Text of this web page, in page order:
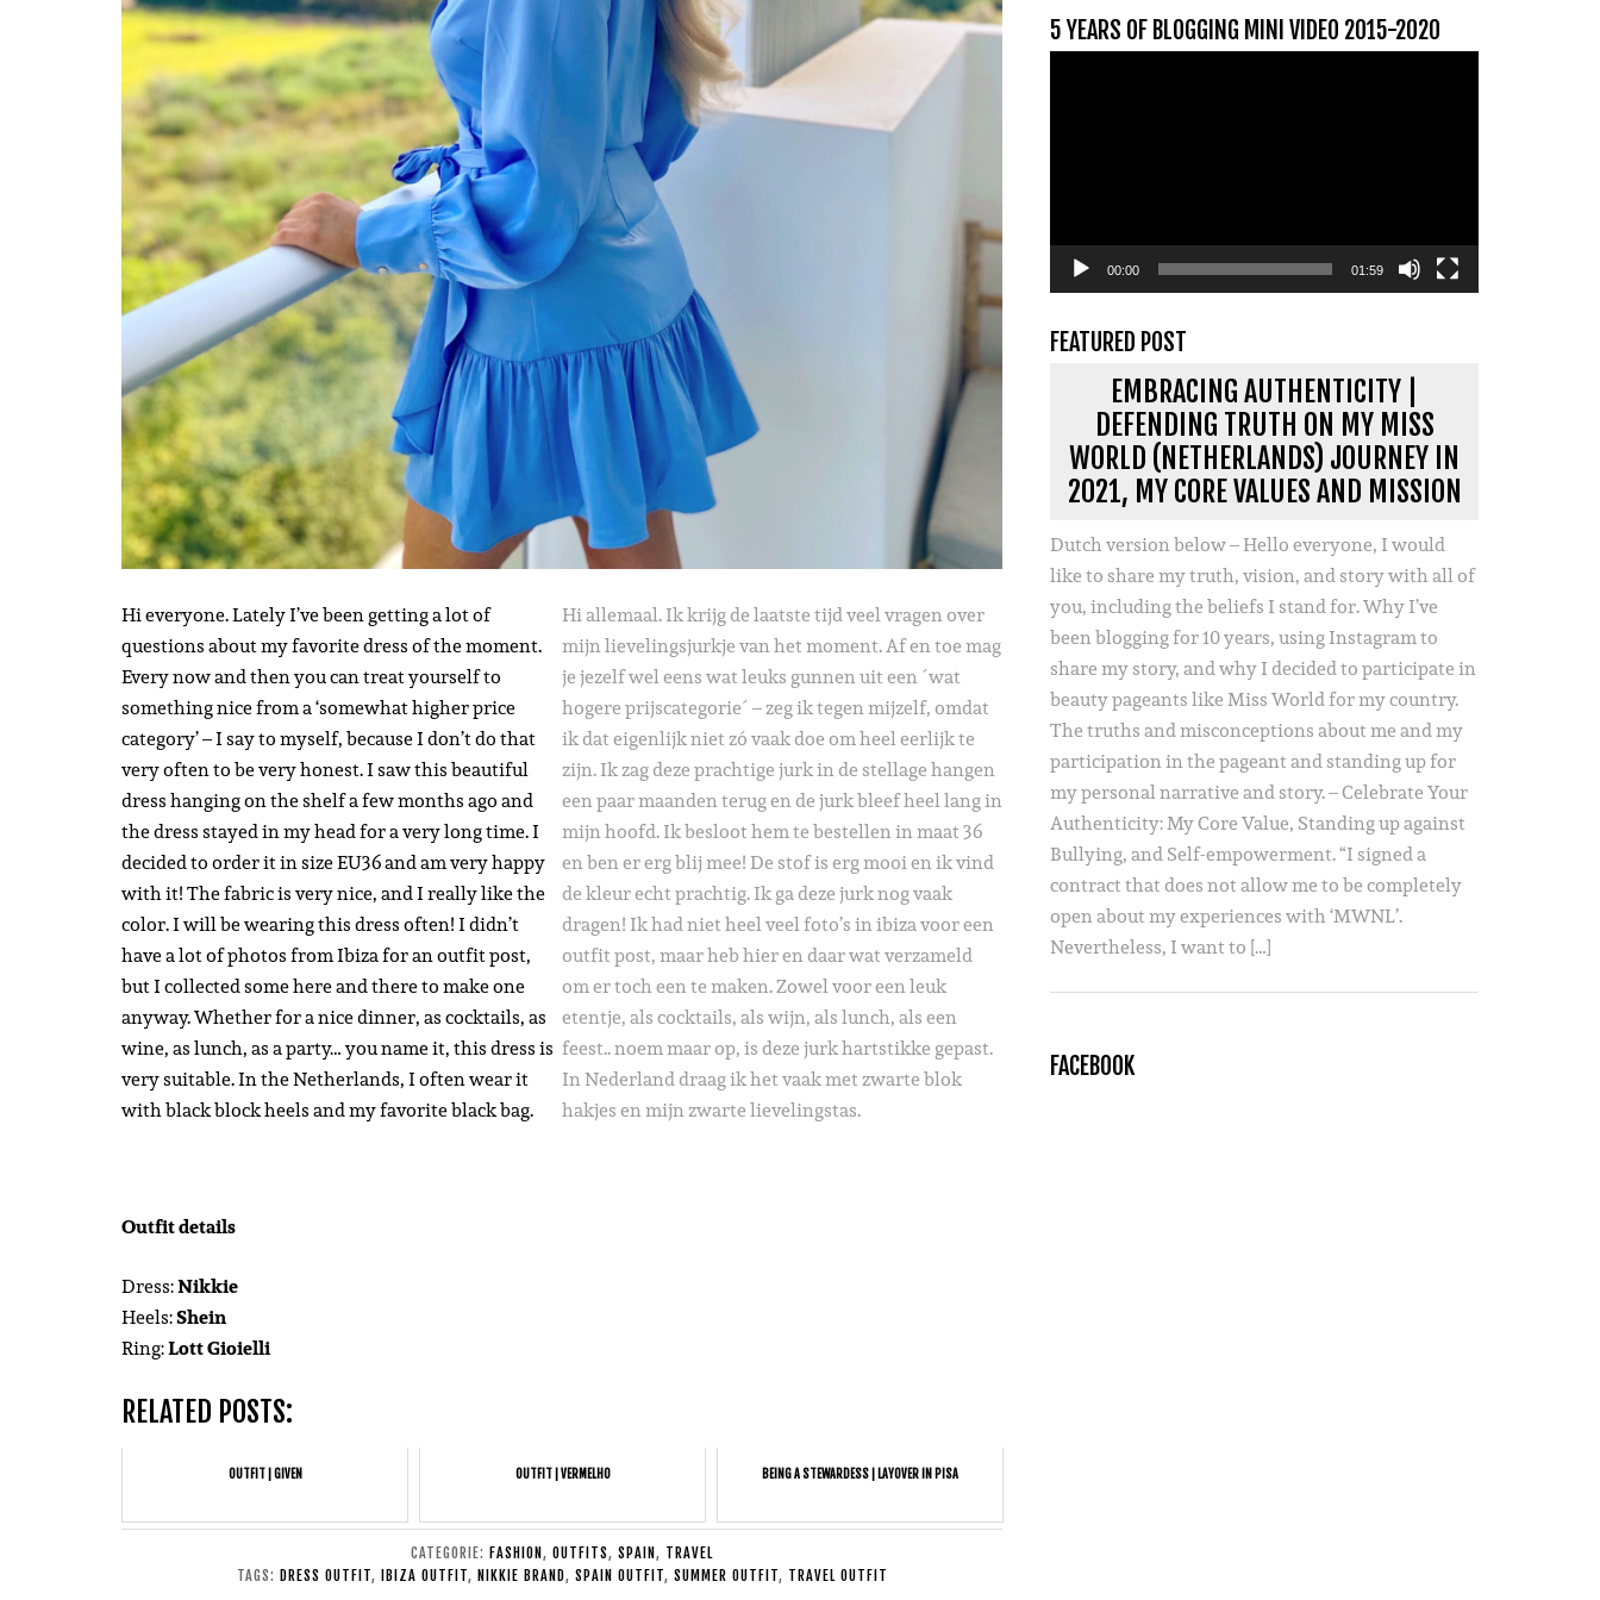
Hi everyone. Lately I’ve been getting a lot of
questions about my favorite dress of the moment.
Every now and then you can treat yourself to
something nice from a ‘somewhat higher price
category’ – I say to myself, because I don’t do that
very often to be very honest. I saw this beautiful
dress hanging on the shelf a few months ago and
the dress stayed in my head for a very long time. I
decided to order it in size EU36 and am very happy
with it! The fabric is very nice, and I really like the
color. I will be wearing this dress often! I didn’t
have a lot of photos from Ibiza for an outfit post,
but I collected some here and there to make one
anyway. Whether for a nice dinner, as cocktails, as
wine, as lunch, as a party… you name it, this dress is
very suitable. In the Netherlands, I often wear it
with black block heels and my favorite black bag.
Hi allemaal. Ik krijg de laatste tijd veel vragen over
mijn lievelingsjurkje van het moment. Af en toe mag
je jezelf wel eens wat leuks gunnen uit een ´wat
hogere prijscategorie´ – zeg ik tegen mijzelf, omdat
ik dat eigenlijk niet zó vaak doe om heel eerlijk te
zijn. Ik zag deze prachtige jurk in de stellage hangen
een paar maanden terug en de jurk bleef heel lang in
mijn hoofd. Ik besloot hem te bestellen in maat 36
en ben er erg blij mee! De stof is erg mooi en ik vind
de kleur echt prachtig. Ik ga deze jurk nog vaak
dragen! Ik had niet heel veel foto’s in ibiza voor een
outfit post, maar heb hier en daar wat verzameld
om er toch een te maken. Zowel voor een leuk
etentje, als cocktails, als wijn, als lunch, als een
feest.. noem maar op, is deze jurk hartstikke gepast.
In Nederland draag ik het vaak met zwarte blok
hakjes en mijn zwarte lievelingstas.
Outfit details
Dress:Nikkie
Heels:Shein
Ring:Lott Gioielli
RELATED POSTS:
OUTFIT | GIVEN OUTFIT | VERMELHO BEING A STEWARDESS | LAYOVER IN PISA
CATEGORIE: FASHION , OUTFITS, SPAIN , TRAVEL
TAGS: DRESS OUTFIT, IBIZA OUTFIT, NIKKIE BRAND, SPAIN OUTFIT, SUMMER OUTFIT, TRAVEL OUTFIT
5 YEARS OF BLOGGING MINI VIDEO 2015-2020
00:00 01:59
FEATURED POST
EMBRACING AUTHENTICITY |
DEFENDING TRUTH ON MY MISS
WORLD (NETHERLANDS) JOURNEY IN
2021, MY CORE VALUES AND MISSION
Dutch version below – Hello everyone, I would
like to share my truth, vision, and story with all of
you, including the beliefs I stand for. Why I’ve
been blogging for 10 years, using Instagram to
share my story, and why I decided to participate in
beauty pageants like Miss World for my country.
The truths and misconceptions about me and my
participation in the pageant and standing up for
my personal narrative and story. – Celebrate Your
Authenticity: My Core Value, Standing up against
Bullying, and Self-empowerment. “I signed a
contract that does not allow me to be completely
open about my experiences with ‘MWNL’.
Nevertheless, I want to […]
FACEBOOK